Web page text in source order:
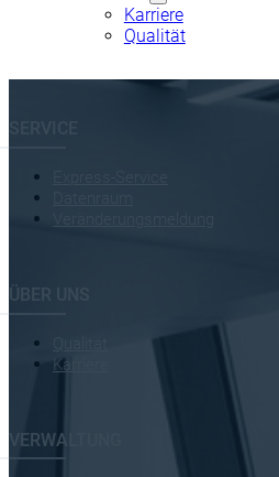
Karriere
Qualität
Altersteilzeitrückstellungen
Lastwertgutachten
ÜBER UNS
Karriere
VERWALTUNG